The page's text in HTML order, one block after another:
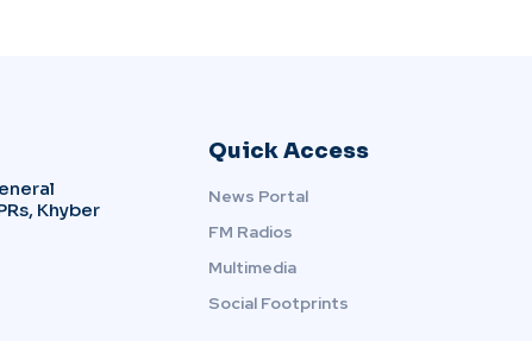
Khyber
Quick Access
News Portal
FM Radios
Multimedia
Social Footprints